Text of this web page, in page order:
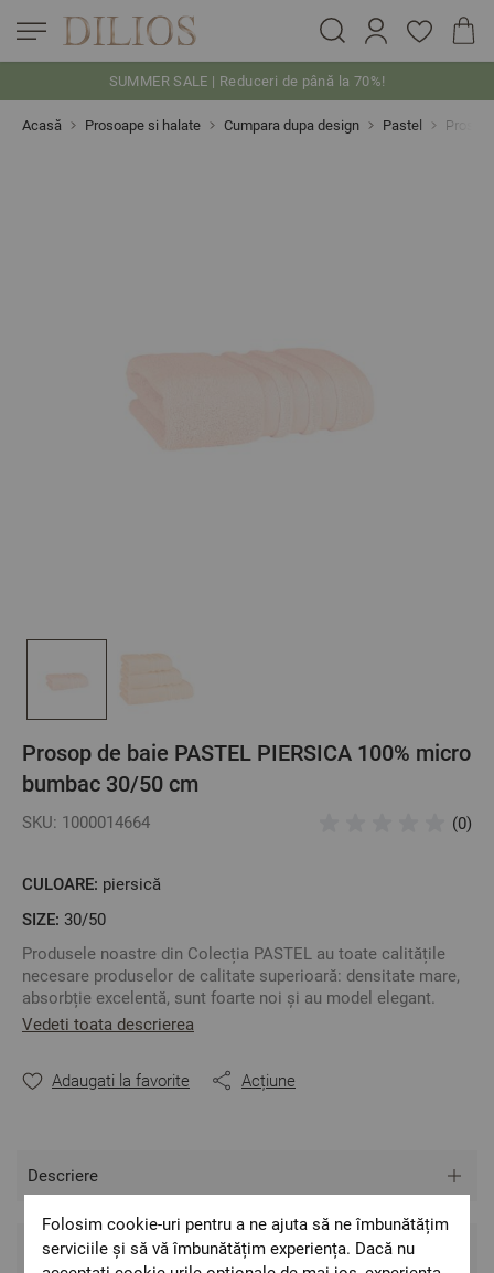
SUMMER SALE | Reduceri de până la 70%!
Acasă Prosoape si halate Cumpara dupa design Pastel Prosop
Prosop de baie PASTEL PIERSICA 100% micro
bumbac 30/50 cm
SKU: 1000014664 (0)
CULOARE: piersică
SIZE: 30/50
Produsele noastre din Colecția PASTEL au toate calitățile
necesare produselor de calitate superioară: densitate mare,
absorbție excelentă, sunt foarte noi și au model elegant.
Atât prosoapele de baie cât și halatele de baie sunt in culori
Puteți combina cu oricare alt produs din colecție și creați un
Mărime: 30/50 cm
Vedeti toata descrierea
Adaugati la favorite Acțiune
Descriere
Recenzii si Comentarii
Folosim cookie-uri pentru a ne ajuta să ne îmbunătățim
serviciile și să vă îmbunătățim experiența. Dacă nu